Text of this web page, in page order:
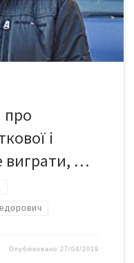
і
виграти, …
Опубліковано 27/04/2019